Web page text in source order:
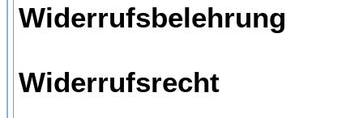
Widerrufsbelehrung
Widerrufsrecht